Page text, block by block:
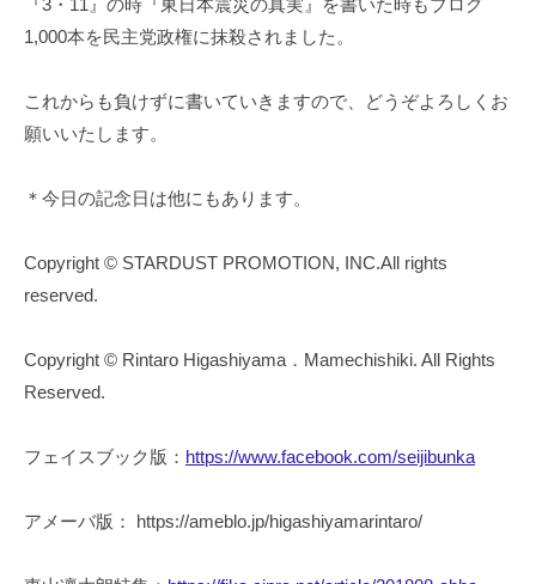
『3・11』の時『東日本震災の真実』を書いた時もブログ
1,000本を民主党政権に抹殺されました。
これからも負けずに書いていきますので、どうぞよろしくお
願いいたします。
＊今日の記念日は他にもあります。
Copyright © STARDUST PROMOTION, INC.All rights
reserved.
Copyright © Rintaro Higashiyama．Mamechishiki. All Rights
Reserved.
フェイスブック版： https://www.facebook.com/seijibunka
アメーバ版： https://ameblo.jp/higashiyamarintaro/